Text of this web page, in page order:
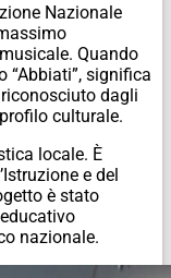
Nazionale
Quando
“Abbiati”, significa
dagli
culturale.
locale. È
e del
è stato
nazionale.